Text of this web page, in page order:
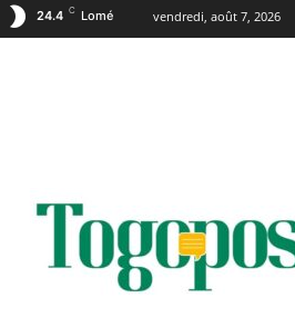
24.4 C Lomé vendredi, août 7, 2026